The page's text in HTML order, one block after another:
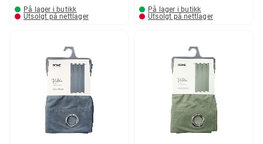
På lager i butikk
Utsolgt på nettlager
På lager i butikk
Utsolgt på nettlager